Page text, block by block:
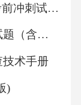
名。用300
其中含
化钠”或
甲状腺肿
福建省福建乡镇机关公务员考前冲刺试题解析及答案(2026年)
2026年办公设备信息安全考试题（含答案）
技术手册
)